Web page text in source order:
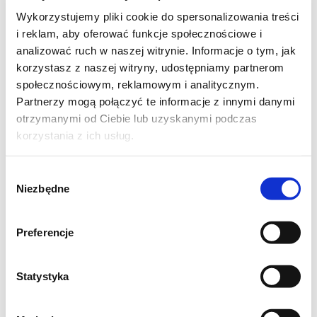
Wykorzystujemy pliki cookie do spersonalizowania treści
i reklam, aby oferować funkcje społecznościowe i
analizować ruch w naszej witrynie. Informacje o tym, jak
korzystasz z naszej witryny, udostępniamy partnerom
społecznościowym, reklamowym i analitycznym.
Partnerzy mogą połączyć te informacje z innymi danymi
otrzymanymi od Ciebie lub uzyskanymi podczas
korzystania z ich usług.
zgody
Niezbędne
Preferencje
Statystyka
(masa ma delikatnie zgęstnieć).
Blachę wyłożoną papierem do pieczenia
wyłożyć herbatnikami.
Na herbatniki rozłożyć połowę masy
grysikowej.
Blachę włożyć na ok. 30 minut do lodówki.
Po tym czasie, rozłożyć połowę masy
Ciasto znów włożyć na 30 minut do lodówki.
herbatników.
masy z kaszy manny.